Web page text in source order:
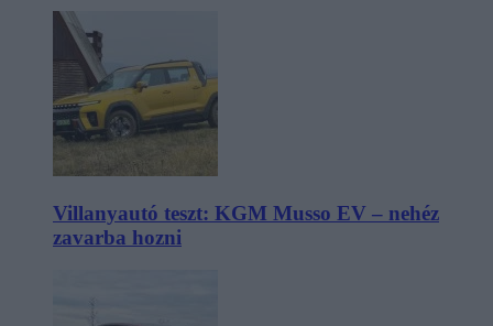
Villanyautó teszt: KGM Musso EV – nehéz
zavarba hozni